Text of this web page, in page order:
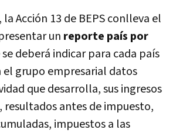
Acción 13 de BEPS conlleva el
un reporte país por
se deberá indicar para cada país
el grupo empresarial datos
que desarrolla, sus ingresos
resultados antes de impuesto,
impuestos a las